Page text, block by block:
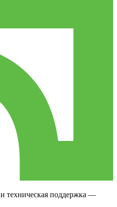
и техническая поддержка —